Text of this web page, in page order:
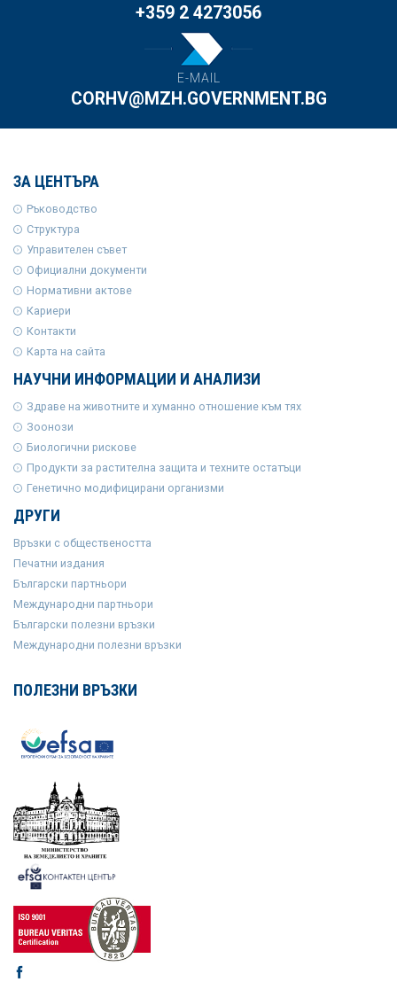
+359 2 4273056
E-MAIL
CORHV@MZH.GOVERNMENT.BG
ЗА ЦЕНТЪРА
Ръководство
Структура
Управителен съвет
Официални документи
Нормативни актове
Кариери
Контакти
Карта на сайта
НАУЧНИ ИНФОРМАЦИИ И АНАЛИЗИ
Здраве на животните и хуманно отношение към тях
Зоонози
Биологични рискове
Продукти за растителна защита и техните остатъци
Генетично модифицирани организми
ДРУГИ
Връзки с обществеността
Печатни издания
Български партньори
Международни партньори
Български полезни връзки
Международни полезни връзки
ПОЛЕЗНИ ВРЪЗКИ